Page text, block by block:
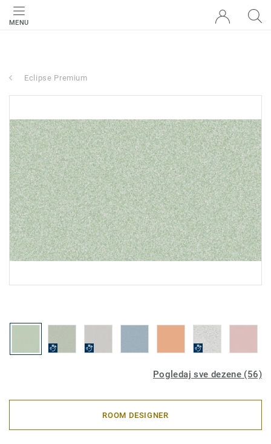
MENU
Eclipse Premium
Pogledaj sve dezene (56)
ROOM DESIGNER